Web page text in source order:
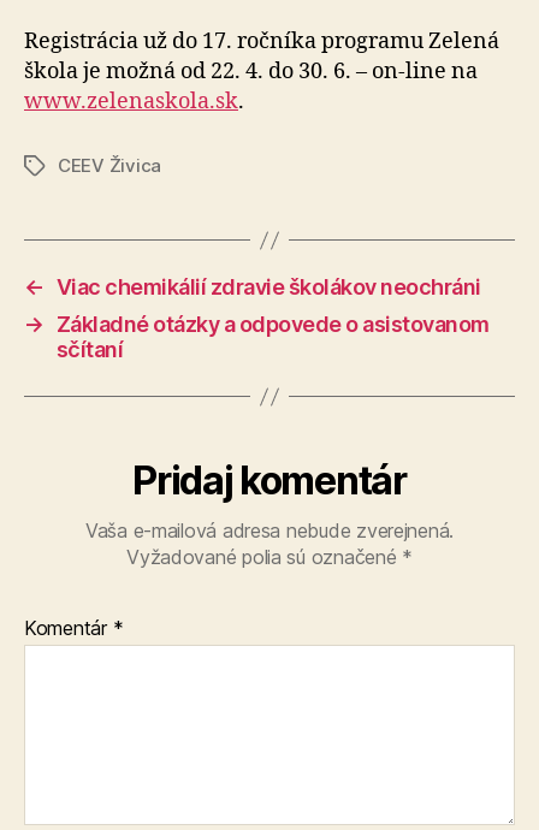
Registrácia už do 17. ročníka programu Zelená
škola je možná od 22. 4. do 30. 6. – on-line na
www.zelenaskola.sk.
ZnačkyCEEV Živica
← Viac chemikálií zdravie školákov neochráni
→
Základné otázky a odpovede o asistovanom
sčítaní
Pridaj komentár
Vaša e-mailová adresa nebude zverejnená.
Vyžadované polia sú označené *
Komentár *